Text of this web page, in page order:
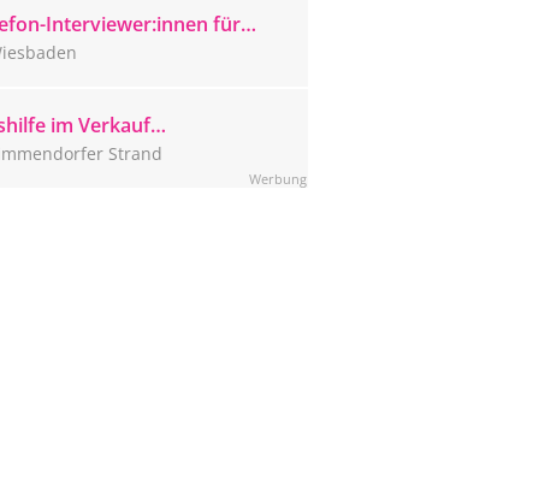
Interviewer:innen für
Wiesbadener CATI-Studio
im Verkauf
Strand (m/w/d)
Strand